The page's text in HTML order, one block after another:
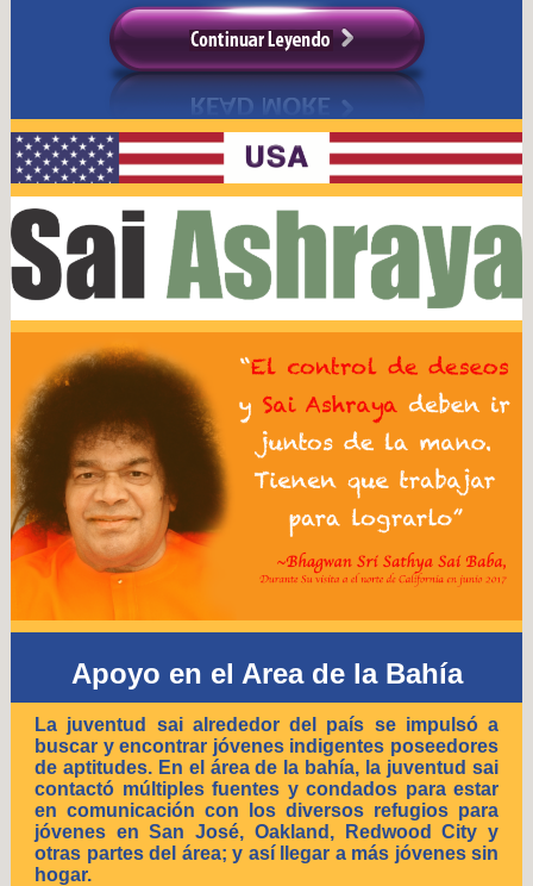
Apoyo en el Area de la Bahía
La juventud sai alrededor del país se impulsó a
buscar y encontrar jóvenes indigentes poseedores
de aptitudes. En el área de la bahía, la juventud sai
contactó múltiples fuentes y condados para estar
en comunicación con los diversos refugios para
jóvenes en San José, Oakland, Redwood City y
otras partes del área; y así llegar a más jóvenes sin
hogar.